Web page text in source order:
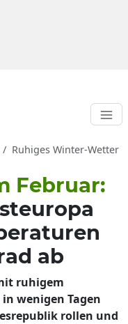
Ruhiges Winter-Wetter
Februar:
ab
ruhigem
wenigen Tagen
rollen und